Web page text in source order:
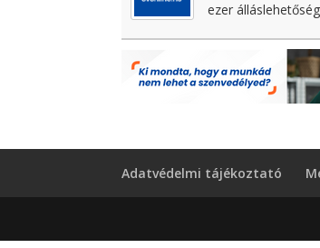
ezer
Adatvédelmi tájékoztató